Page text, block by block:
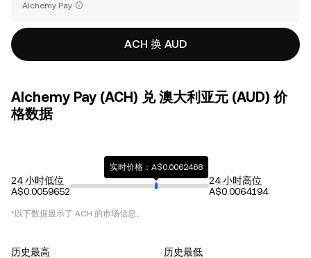
Alchemy Pay
ACH 换 AUD
Alchemy Pay (ACH) 兑 澳大利亚元 (AUD) 价
格数据
24 小时低位
A$0.0059652
实时价格：A$0.0062468
24 小时高位
A$0.0064194
*以下数据显示了 ACH 的市场信息。
历史最高
历史最低